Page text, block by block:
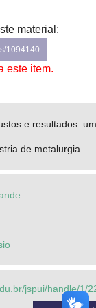
material:
1094140
este item.
e resultados:
de metalurgia
jspui/handle/1/